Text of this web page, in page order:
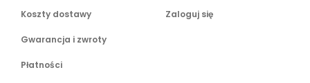
Koszty dostawy
Gwarancja i zwroty
Płatności
Zaloguj się